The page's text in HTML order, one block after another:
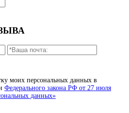
моих персональных данных в
Федерального закона РФ от 27 июля
данных»